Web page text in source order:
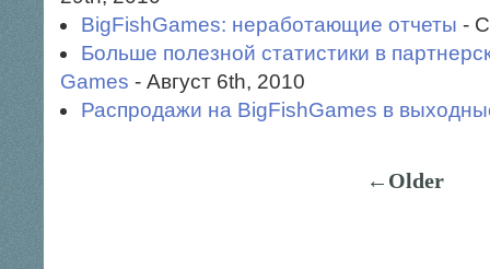
BigFishGames: неработающие отчеты -
Больше полезной статистики в
Games - Август 6th, 2010
Распродажи на BigFishGames в
←Older